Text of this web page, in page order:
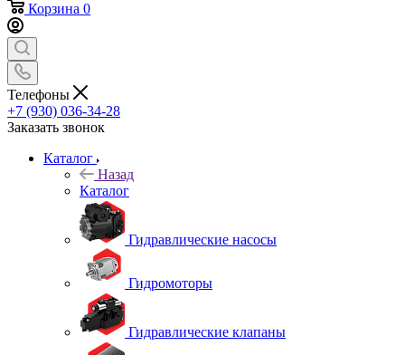
Корзина 0
Телефоны
+7 (930) 036-34-28
Заказать звонок
Каталог
Назад
Каталог
Гидравлические насосы
Гидромоторы
Гидравлические клапаны